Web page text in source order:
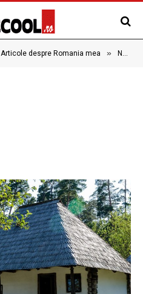
Articole despre Romania mea » Noi, romanii